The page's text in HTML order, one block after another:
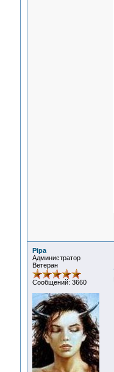
Pipa
Администратор
Ветеран
Сообщений: 3660